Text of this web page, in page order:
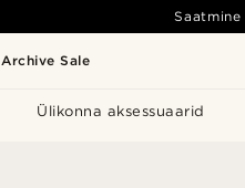
Archive Sale
Ülikonna aksessuaarid
Saatmine